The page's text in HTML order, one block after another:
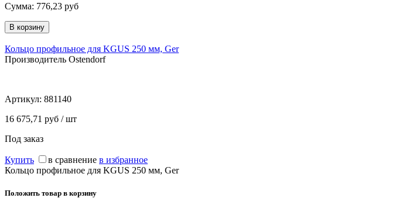
Сумма: 776,23 руб
Кольцо профильное для KGUS 250 мм, Ger
Производитель Ostendorf
Артикул: 881140
16 675,71 руб / шт
Под заказ
Купить в сравнение в избранное
Кольцо профильное для KGUS 250 мм, Ger
Положить товар в корзину